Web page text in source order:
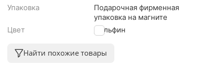
Упаковка
Подарочная фирменная
упаковка на магните
Цвет
Дельфин
Найти похожие товары